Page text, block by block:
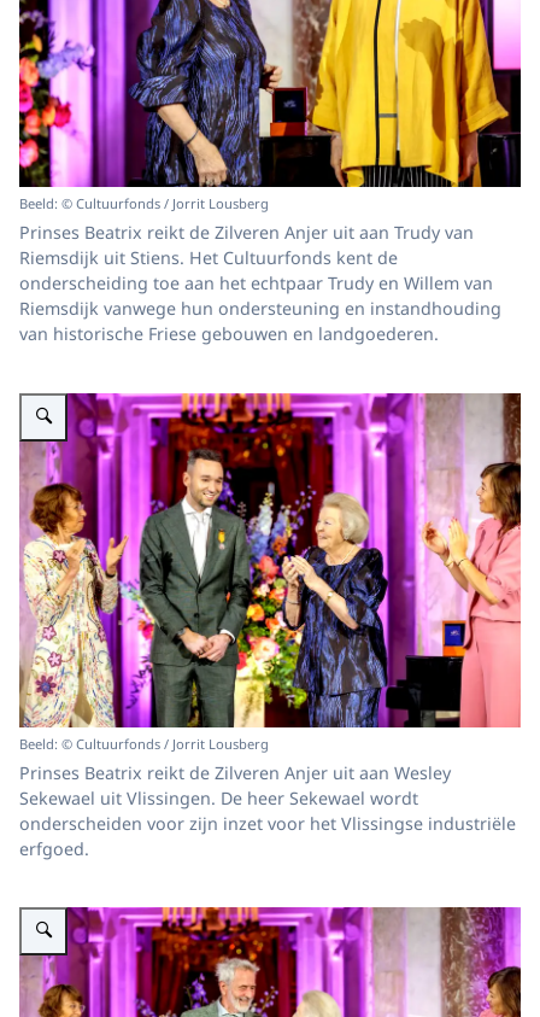
Beeld: © Cultuurfonds / Jorrit Lousberg
Prinses Beatrix reikt de Zilveren Anjer uit aan Trudy van
Riemsdijk uit Stiens. Het Cultuurfonds kent de
onderscheiding toe aan het echtpaar Trudy en Willem van
Riemsdijk vanwege hun ondersteuning en instandhouding
van historische Friese gebouwen en landgoederen.
Vergroot afbeelding Prinses Beatrix reikt Zilveren Anjer uit aan Wesley
Beeld: © Cultuurfonds / Jorrit Lousberg
Prinses Beatrix reikt de Zilveren Anjer uit aan Wesley
Sekewael uit Vlissingen. De heer Sekewael wordt
onderscheiden voor zijn inzet voor het Vlissingse industriële
erfgoed.
Vergroot afbeelding Prinses Beatrix reikt Zilveren Anjer uit aan Eef Arnolds